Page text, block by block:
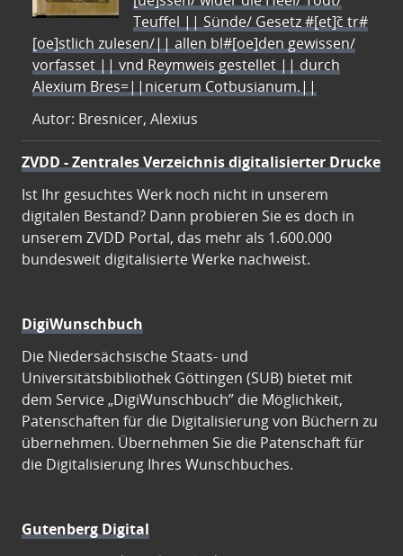
Teuffel || Sünde/ Gesetz #[et]c̃ tr#
[oe]stlich zulesen/|| allen bl#[oe]den gewissen/
vorfasset || vnd Reymweis gestellet || durch
Alexium Bres=||nicerum Cotbusianum.||
Autor: Bresnicer, Alexius
ZVDD - Zentrales Verzeichnis digitalisierter Drucke
Ist Ihr gesuchtes Werk noch nicht in unserem
digitalen Bestand? Dann probieren Sie es doch in
unserem ZVDD Portal, das mehr als 1.600.000
bundesweit digitalisierte Werke nachweist.
DigiWunschbuch
Die Niedersächsische Staats- und
Universitätsbibliothek Göttingen (SUB) bietet mit
dem Service „DigiWunschbuch” die Möglichkeit,
Patenschaften für die Digitalisierung von Büchern zu
übernehmen. Übernehmen Sie die Patenschaft für
die Digitalisierung Ihres Wunschbuches.
Gutenberg Digital